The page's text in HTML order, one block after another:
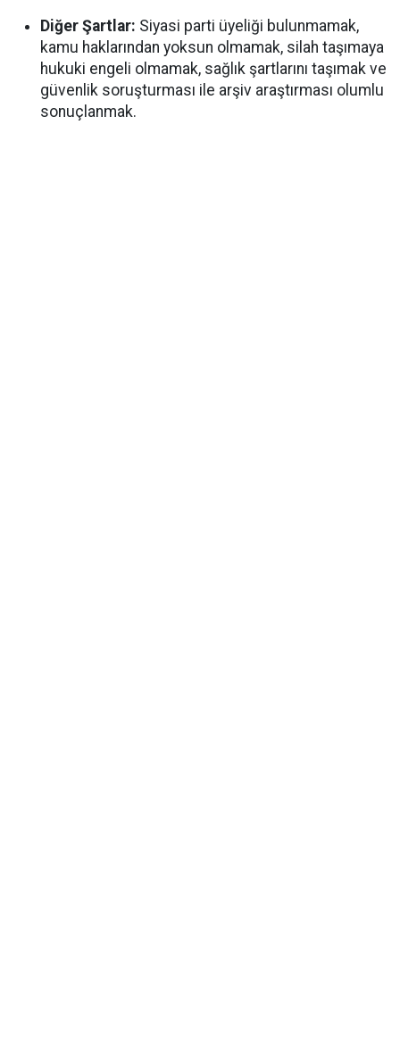
Diğer Şartlar: Siyasi parti üyeliği bulunmamak,
kamu haklarından yoksun olmamak, silah taşımaya
hukuki engeli olmamak, sağlık şartlarını taşımak ve
güvenlik soruşturması ile arşiv araştırması olumlu
sonuçlanmak.